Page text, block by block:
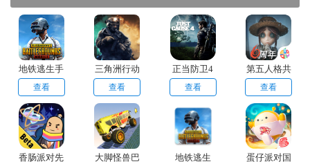
彼此之间的关系！双人合作，玩家在面对困难时相互扶持、共
同克服困难，解决关卡中的难题，共同到达终点！
地铁逃生手
机版正式服
查看
三角洲行动
测试服手机
版
查看
正当防卫4
手游
查看
第五人格共
研服官方版
查看
香肠派对先
大脚怪兽巴
地铁逃生
蛋仔派对国